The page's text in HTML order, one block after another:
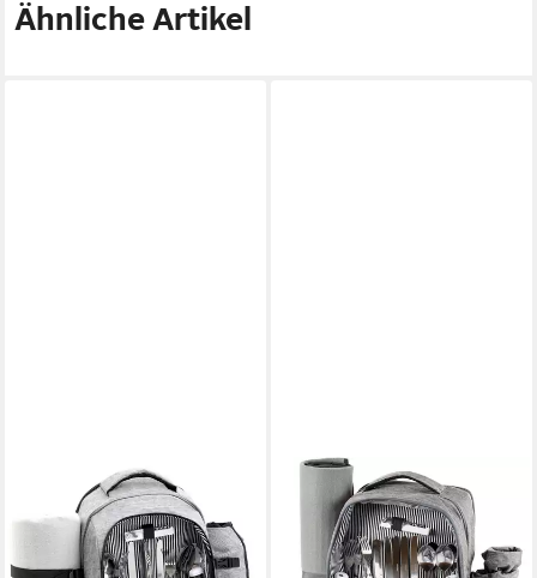
Ähnliche Artikel
CAMPFEUER
Freizeitrucksack
Picknickrucksack 32-teilig,
Picknickset für 4 Personen,
CAMPFEUER
Freizeitrucksack
Picknickrucksack für 4
Personen, Grau, leicht und